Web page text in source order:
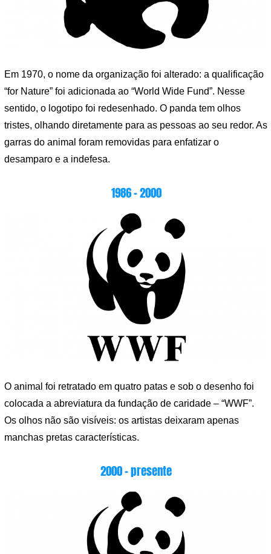
Em 1970, o nome da organização foi alterado: a qualificação
“for Nature” foi adicionada ao “World Wide Fund”. Nesse
sentido, o logotipo foi redesenhado. O panda tem olhos
tristes, olhando diretamente para as pessoas ao seu redor. As
garras do animal foram removidas para enfatizar o
desamparo e a indefesa.
1986 – 2000
O animal foi retratado em quatro patas e sob o desenho foi
colocada a abreviatura da fundação de caridade – “WWF”.
Os olhos não são visíveis: os artistas deixaram apenas
manchas pretas características.
2000 – presente